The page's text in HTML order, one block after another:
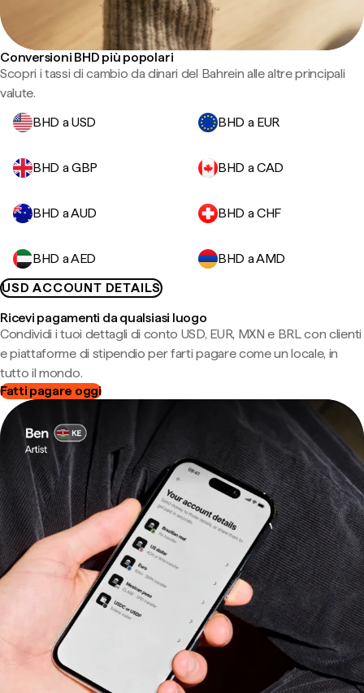
Conversioni BHD più popolari
Scopri i tassi di cambio da dinari del Bahrein alle altre principali
valute.
BHD a USD
BHD a EUR
BHD a GBP BHD a CAD
BHD a AUD BHD a CHF
BHD a AED
BHD a AMD
USD ACCOUNT DETAILS
Ricevi pagamenti da qualsiasi luogo
Condividi i tuoi dettagli di conto USD, EUR, MXN e BRL con clienti
e piattaforme di stipendio per farti pagare come un locale, in
tutto il mondo.
Fatti pagare oggi